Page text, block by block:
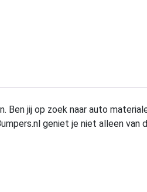
jij op zoek naar auto
geniet je niet alleen